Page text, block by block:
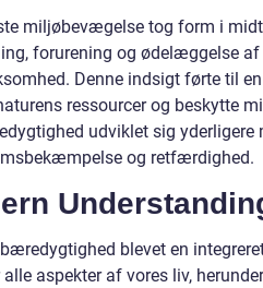
miljøbevægelse tog form i
forurening og ødelæggelse
Denne indsigt førte til
ressourcer og beskytte
udviklet sig
og retfærdighed.
blevet en
alle aspekter af vores liv,